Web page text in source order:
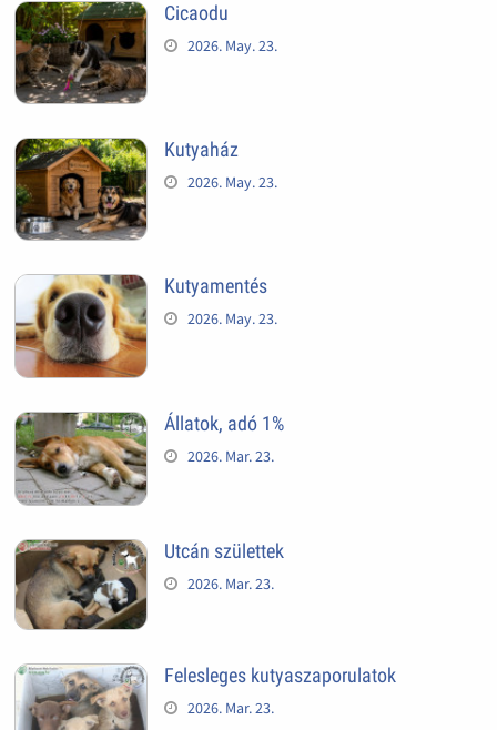
Cicaodu
2026. May. 23.
Kutyaház
2026. May. 23.
Kutyamentés
2026. May. 23.
Állatok, adó 1%
2026. Mar. 23.
Utcán születtek
2026. Mar. 23.
Felesleges kutyaszaporulatok
2026. Mar. 23.